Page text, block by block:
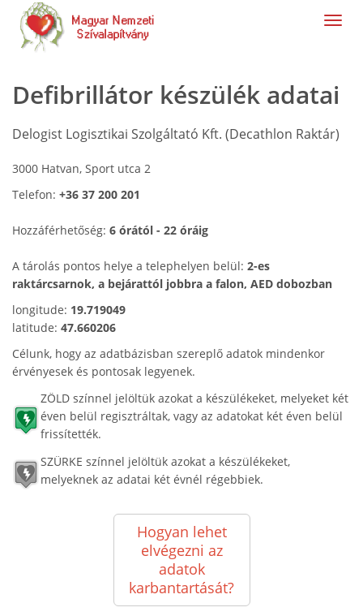
Defibrillátor készülék adatai
Delogist Logisztikai Szolgáltató Kft. (Decathlon Raktár)
3000 Hatvan, Sport utca 2
Telefon: +36 37 200 201
Hozzáférhetőség: 6 órától - 22 óráig
A tárolás pontos helye a telephelyen belül: 2-es
raktárcsarnok, a bejárattól jobbra a falon, AED dobozban
longitude: 19.719049
latitude: 47.660206
Célunk, hogy az adatbázisban szereplő adatok mindenkor
érvényesek és pontosak legyenek.
ZÖLD színnel jelöltük azokat a készülékeket, melyeket két
éven belül regisztráltak, vagy az adatokat két éven belül
frissítették.
SZÜRKE színnel jelöltük azokat a készülékeket,
melyeknek az adatai két évnél régebbiek.
Hogyan lehet
elvégezni az
adatok
karbantartását?